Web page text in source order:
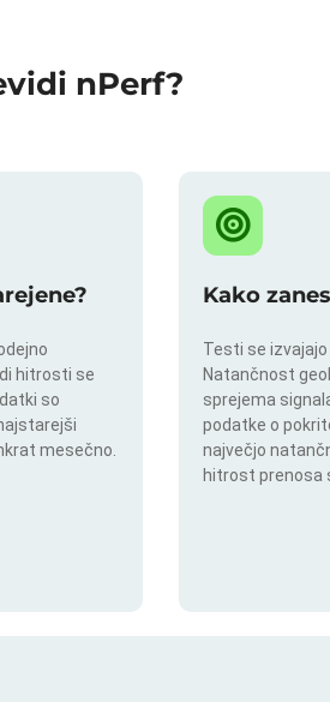
nPerf?
hitrosti se
so
mesečno.
Kako
Testi se izvajajo
Natančnost
sprejema
podatke o
največjo
hitrost prenosa